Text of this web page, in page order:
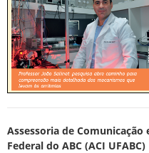
Assessoria de
Federal do ABC (ACI UFABC)